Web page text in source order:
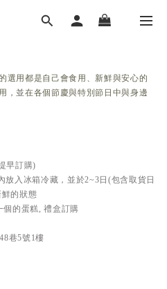
選用都是自己會食用 、 新鮮與安心的
，並在各個節慶與特別節日中與身邊
早訂購)
入冰箱冷藏，並於2~3日(包含取貨日
的狀態
個的蛋糕, 禮盒訂購
巷5號1樓